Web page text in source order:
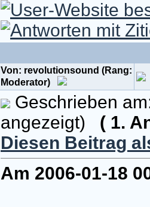
Von: revolutionsound (Rang:
Moderator)
Geschrieben
angezeigt) ( 1.
Diesen Beitrag
Am 2006-01-18